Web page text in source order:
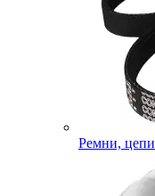
Ремни, цепи